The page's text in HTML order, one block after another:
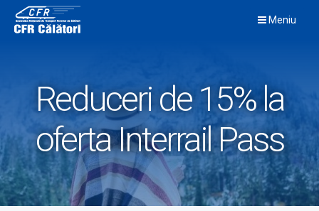
content
Meniu
Reduceri de 15% la
oferta Interrail Pass